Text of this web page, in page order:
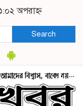
অপরাহ্ন
Search